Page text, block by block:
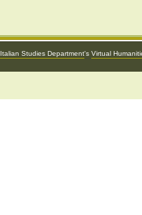
Italian Studies Department's Virtual